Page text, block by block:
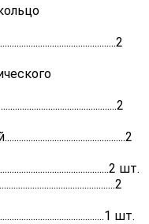
шт.
шт.